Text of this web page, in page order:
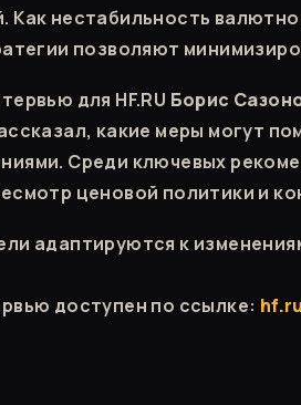
Как нестабильность
позволяют
для HF.RU Борис
какие меры могут
Среди ключевых
ценовой политики и
адаптируются к
доступен по ссылке: